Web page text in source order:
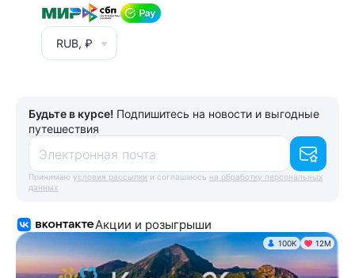
RUB, ₽
Будьте в курсе! Подпишитесь на новости и выгодные
путешествия
Электронная почта
Принимаю условия рассылки и соглашаюсь на обработку персональных
данных
Акции и розыгрыши
100K 12М